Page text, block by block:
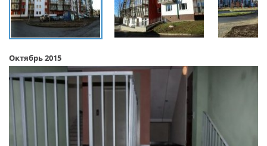
Октябрь 2015